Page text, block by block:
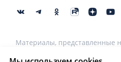
Материалы, представленные
использованы для